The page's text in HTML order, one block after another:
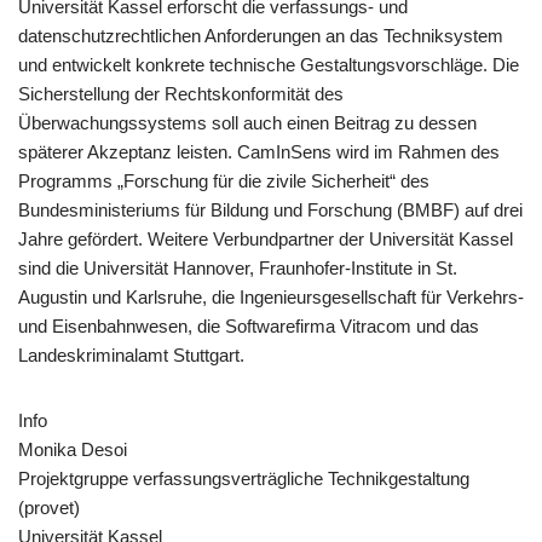
Universität Kassel erforscht die verfassungs- und
datenschutzrechtlichen Anforderungen an das Techniksystem
und entwickelt konkrete technische Gestaltungsvorschläge. Die
Sicherstellung der Rechtskonformität des
Überwachungssystems soll auch einen Beitrag zu dessen
späterer Akzeptanz leisten. CamInSens wird im Rahmen des
Programms „Forschung für die zivile Sicherheit“ des
Bundesministeriums für Bildung und Forschung (BMBF) auf drei
Jahre gefördert. Weitere Verbundpartner der Universität Kassel
sind die Universität Hannover, Fraunhofer-Institute in St.
Augustin und Karlsruhe, die Ingenieursgesellschaft für Verkehrs-
und Eisenbahnwesen, die Softwarefirma Vitracom und das
Landeskriminalamt Stuttgart.
Info
Monika Desoi
Projektgruppe verfassungsverträgliche Technikgestaltung
(provet)
Universität Kassel